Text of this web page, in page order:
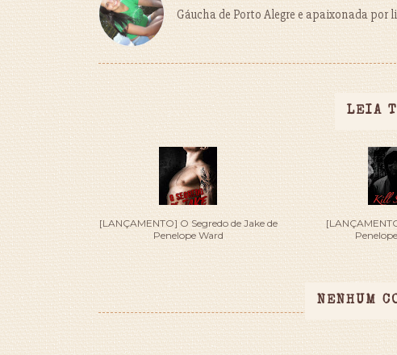
Gáucha de Porto Alegre e apaixonada por
LEIA
[LANÇAMENTO] O Segredo de Jake de
Penelope Ward
NENHUM